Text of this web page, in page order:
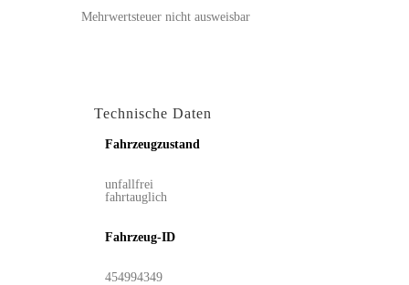
Mehrwertsteuer nicht ausweisbar
Technische Daten
Fahrzeugzustand
unfallfrei
fahrtauglich
Fahrzeug-ID
454994349